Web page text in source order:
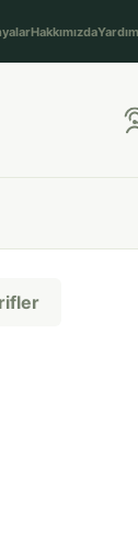
Hakkımızda